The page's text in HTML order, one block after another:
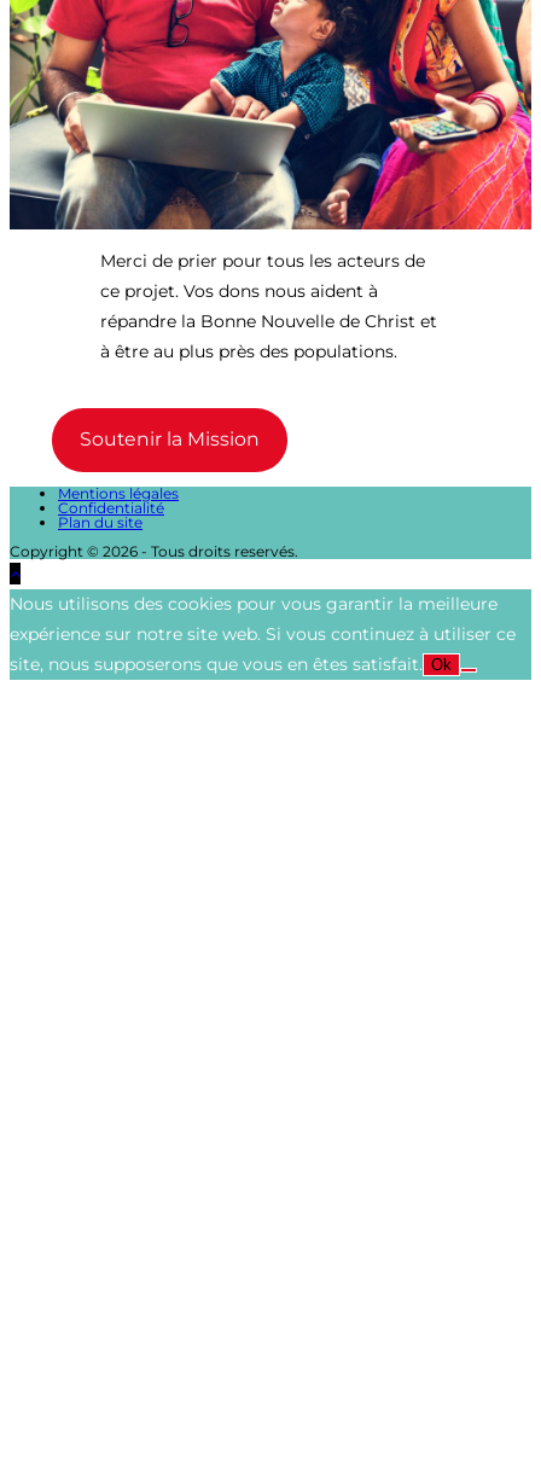
Merci de prier pour tous les acteurs de
ce projet. Vos dons nous aident à
répandre la Bonne Nouvelle de Christ et
à être au plus près des populations.
Soutenir la Mission
Mentions légales
Confidentialité
Plan du site
Copyright © 2026 - Tous droits reservés.
Nous utilisons des cookies pour vous garantir la meilleure
expérience sur notre site web. Si vous continuez à utiliser ce
site, nous supposerons que vous en êtes satisfait. Ok